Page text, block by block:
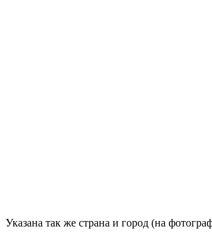
Указана так же страна и город (на